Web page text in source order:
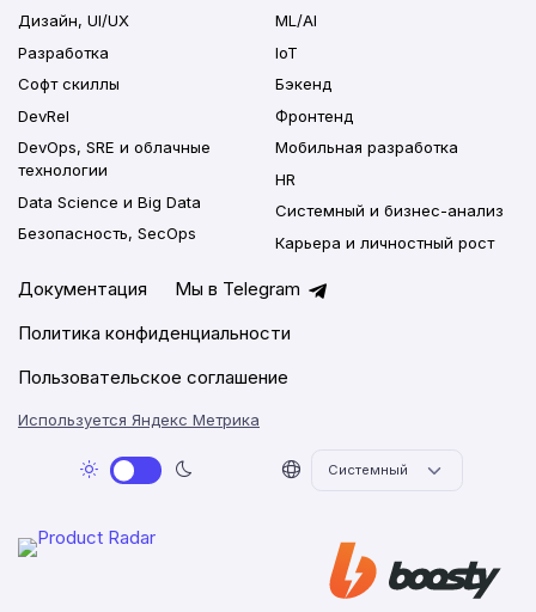
Дизайн, UI/UX
Разработка
Софт скиллы
DevRel
DevOps, SRE и облачные
технологии
Data Science и Big Data
Безопасность, SecOps
ML/AI
IoT
Бэкенд
Фронтенд
Мобильная разработка
HR
Системный и бизнес-анализ
Карьера и личностный рост
Документация
Мы в Telegram
Политика конфиденциальности
Пользовательское соглашение
Используется Яндекс Метрика